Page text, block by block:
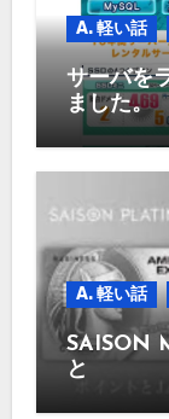
A. 軽い話
サーバを
ました。
A. 軽い話
SAISON
と